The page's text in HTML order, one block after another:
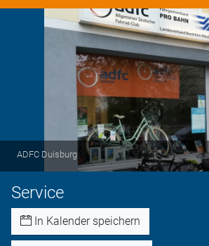
ADFC Duisburg
Service
In Kalender speichern